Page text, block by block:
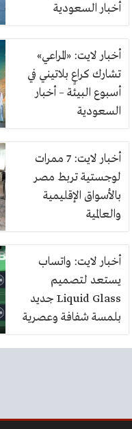
أخبار السعودية
أخبار لايت: «المراعي»
تشارك كراعٍ بلاتيني في
أسبوع البيئة – أخبار
السعودية
أخبار لايت: 7 ممرات
لوجستية تربط مصر
بالأسواق الإقليمية
والعالمية
أخبار لايت: واتساب
يستعد لتصميم
Liquid Glass جديد
بلمسة شفافة وعصرية